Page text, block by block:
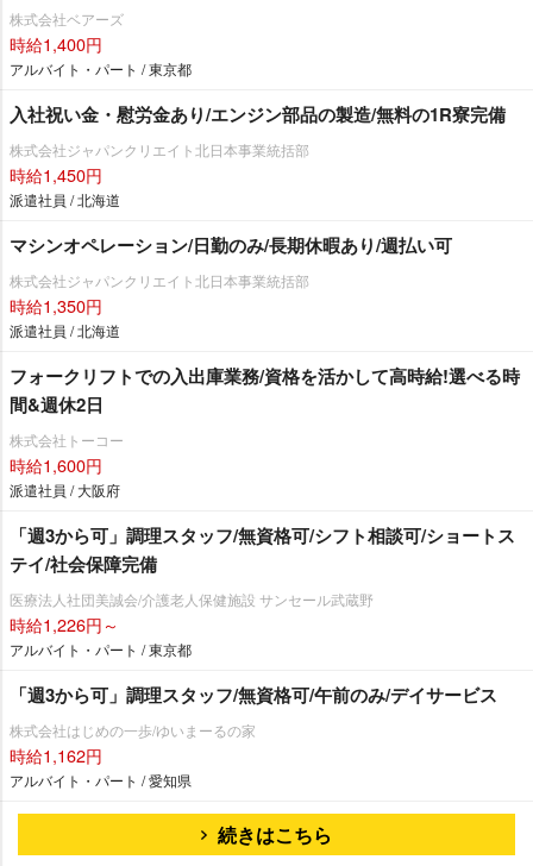
株式会社ベアーズ
時給1,400円
アルバイト・パート / 東京都
入社祝い金・慰労金あり/エンジン部品の製造/無料の1R寮完備
株式会社ジャパンクリエイト北日本事業統括部
時給1,450円
派遣社員 / 北海道
マシンオペレーション/日勤のみ/長期休暇あり/週払い可
株式会社ジャパンクリエイト北日本事業統括部
時給1,350円
派遣社員 / 北海道
フォークリフトでの入出庫業務/資格を活かして高時給!選べる時
間&週休2日
株式会社トーコー
時給1,600円
派遣社員 / 大阪府
「週3から可」調理スタッフ/無資格可/シフト相談可/ショートス
テイ/社会保障完備
医療法人社団美誠会/介護老人保健施設 サンセール武蔵野
時給1,226円～
アルバイト・パート / 東京都
「週3から可」調理スタッフ/無資格可/午前のみ/デイサービス
株式会社はじめの一歩/ゆいまーるの家
時給1,162円
アルバイト・パート / 愛知県
続きはこちら